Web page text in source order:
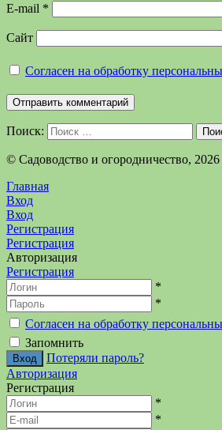
E-mail *
Сайт
Согласен на обработку
Поиск:
©️ Садоводство и огородничество, 2026
Главная
Вход
Вход
Регистрация
Регистрация
Авторизация
Регистрация
*
*
Согласен на обработку
Запомнить
Потеряли пароль?
Авторизация
Регистрация
*
*